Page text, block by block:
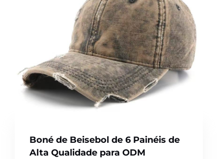
Boné de Beisebol de 6 Painéis de
Alta Qualidade para ODM